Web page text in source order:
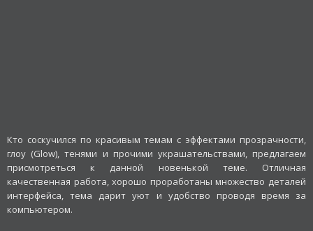
Кто соскучился по красивым темам с эффектами прозрачности,
глоу (Glow), тенями и прочими украшательствами, предлагаем
присмотреться к данной новенькой теме. Отличная
качественная работа, хорошо проработаны множество деталей
интерфейса, тема дарит уют и удобство проводя время за
компьютером.